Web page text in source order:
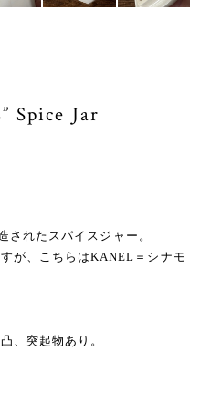
Spice Jar
れたスパイスジャー。
が、こちらはKANEL＝シナモ
、突起物あり。